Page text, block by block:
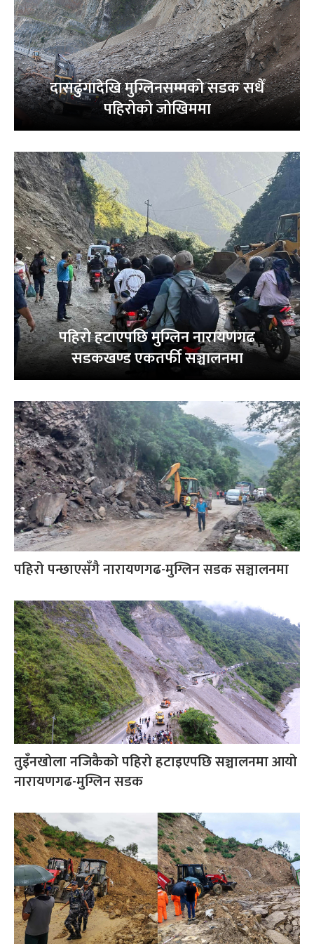
दासढुंगादेखि मुग्लिनसम्मको सडक सधैँ
पहिरोको जोखिममा
पहिरो हटाएपछि मुग्लिन नारायणगढ
सडकखण्ड एकतर्फी सञ्चालनमा
पहिरो पन्छाएसँगै नारायणगढ-मुग्लिन सडक सञ्चालनमा
तुइँनखोला नजिकैको पहिरो हटाइएपछि सञ्चालनमा आयो
नारायणगढ-मुग्लिन सडक